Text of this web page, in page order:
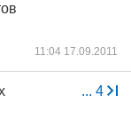
11:04 17.09.2011
... 4